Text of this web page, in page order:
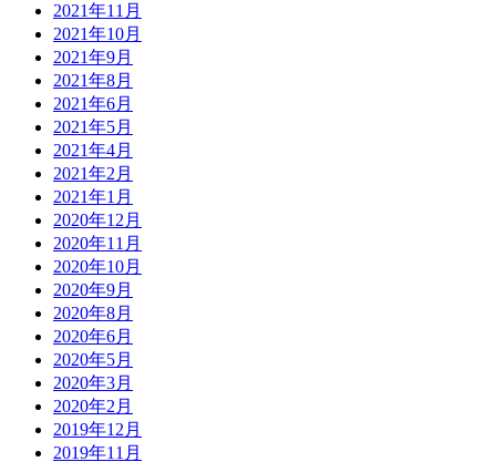
2021年11月
2021年10月
2021年9月
2021年8月
2021年6月
2021年5月
2021年4月
2021年2月
2021年1月
2020年12月
2020年11月
2020年10月
2020年9月
2020年8月
2020年6月
2020年5月
2020年3月
2020年2月
2019年12月
2019年11月